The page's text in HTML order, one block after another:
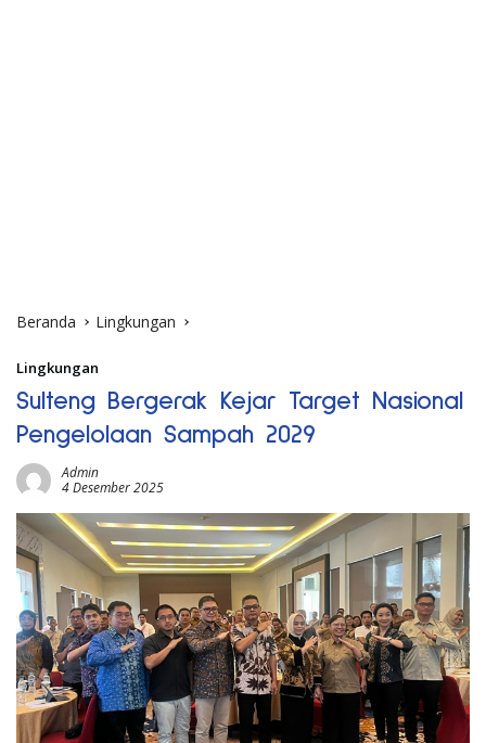
Beranda Lingkungan
Lingkungan
Sulteng Bergerak Kejar Target Nasional
Pengelolaan Sampah 2029
Admin
4 Desember 2025